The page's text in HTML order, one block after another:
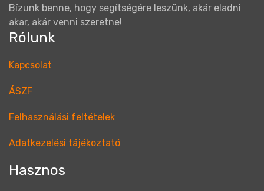
Bízunk benne, hogy segítségére leszünk, akár eladni
akar, akár venni szeretne!
Rólunk
Kapcsolat
ÁSZF
Felhasználási feltételek
Adatkezelési tájékoztató
Hasznos